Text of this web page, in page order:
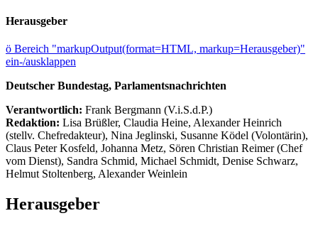
Herausgeber
ö Bereich "markupOutput(format=HTML, markup=Herausgeber)"
ein-/ausklappen
Deutscher Bundestag, Parlamentsnachrichten
Verantwortlich: Frank Bergmann (V.i.S.d.P.)
Redaktion: Lisa Brüßler, Claudia Heine, Alexander Heinrich
(stellv. Chefredakteur), Nina Jeglinski, Susanne Ködel (Volontärin),
Claus Peter Kosfeld, Johanna Metz, Sören Christian Reimer (Chef
vom Dienst), Sandra Schmid, Michael Schmidt, Denise Schwarz,
Helmut Stoltenberg, Alexander Weinlein
Herausgeber